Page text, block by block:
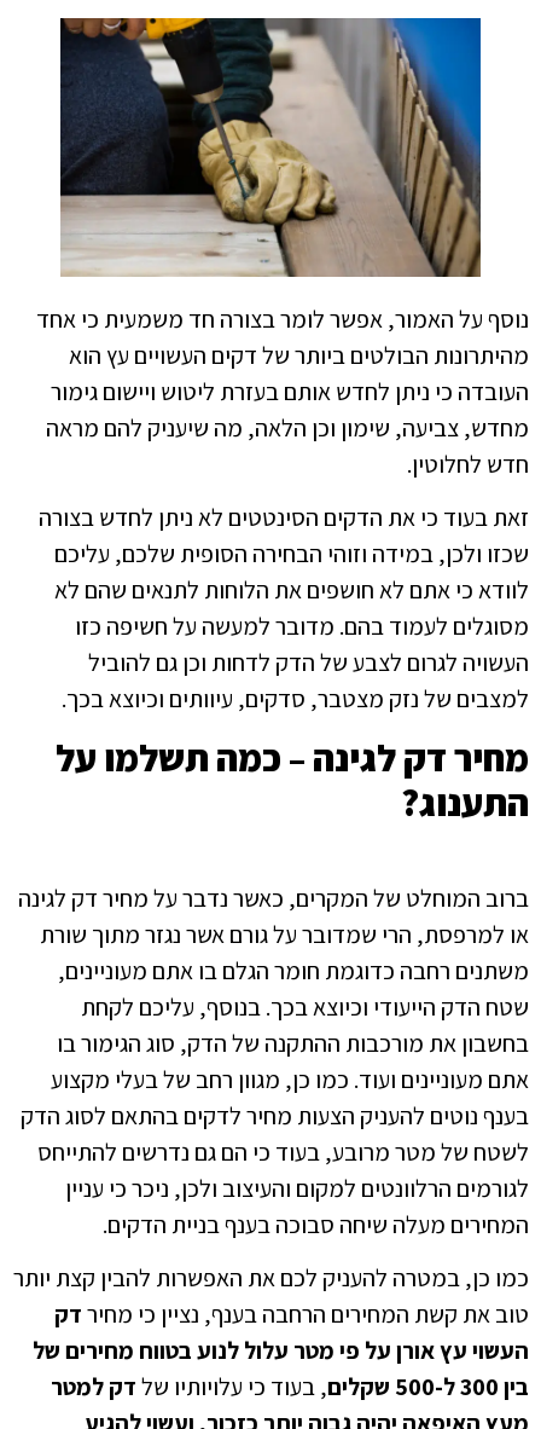
נוסף על האמור, אפשר לומר בצורה חד משמעית כי אחד
מהיתרונות הבולטים ביותר של דקים העשויים עץ הוא
העובדה כי ניתן לחדש אותם בעזרת ליטוש ויישום גימור
מחדש, צביעה, שימון וכן הלאה, מה שיעניק להם מראה
חדש לחלוטין.
זאת בעוד כי את הדקים הסינטטים לא ניתן לחדש בצורה
שכזו ולכן, במידה וזוהי הבחירה הסופית שלכם, עליכם
לוודא כי אתם לא חושפים את הלוחות לתנאים שהם לא
מסוגלים לעמוד בהם. מדובר למעשה על חשיפה כזו
העשויה לגרום לצבע של הדק לדחות וכן גם להוביל
למצבים של נזק מצטבר, סדקים, עיוותים וכיוצא בכך.
מחיר דק לגינה – כמה תשלמו על
התענוג?
ברוב המוחלט של המקרים, כאשר נדבר על מחיר דק לגינה
או למרפסת, הרי שמדובר על גורם אשר נגזר מתוך שורת
משתנים רחבה כדוגמת חומר הגלם בו אתם מעוניינים,
שטח הדק הייעודי וכיוצא בכך. בנוסף, עליכם לקחת
בחשבון את מורכבות ההתקנה של הדק, סוג הגימור בו
אתם מעוניינים ועוד. כמו כן, מגוון רחב של בעלי מקצוע
בענף נוטים להעניק הצעות מחיר לדקים בהתאם לסוג הדק
לשטח של מטר מרובע, בעוד כי הם גם נדרשים להתייחס
לגורמים הרלוונטים למקום והעיצוב ולכן, ניכר כי עניין
המחירים מעלה שיחה סבוכה בענף בניית הדקים.
כמו כן, במטרה להעניק לכם את האפשרות להבין קצת יותר
טוב את קשת המחירים הרחבה בענף, נציין כי מחירדק
העשוי עץ אורן על פי מטר עלול לנוע בטווח מחירים של
בין 300 ל-500 שקלים
, בעוד כי עלויותיו שלדק למטר